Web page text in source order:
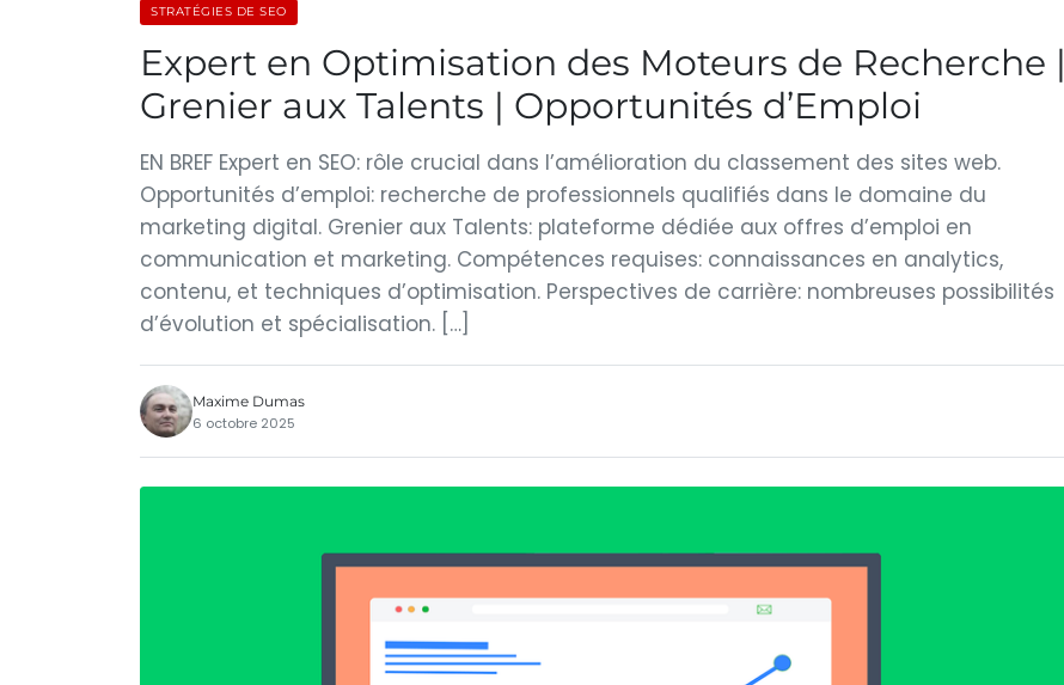
STRATÉGIES DE SEO
Expert en Optimisation des Moteurs de Recherche |
Grenier aux Talents | Opportunités d’Emploi
EN BREF Expert en SEO: rôle crucial dans l’amélioration du classement des sites web.
Opportunités d’emploi: recherche de professionnels qualifiés dans le domaine du
marketing digital. Grenier aux Talents: plateforme dédiée aux offres d’emploi en
communication et marketing. Compétences requises: connaissances en analytics,
contenu, et techniques d’optimisation. Perspectives de carrière: nombreuses possibilités
d’évolution et spécialisation. […]
Maxime Dumas
6 octobre 2025